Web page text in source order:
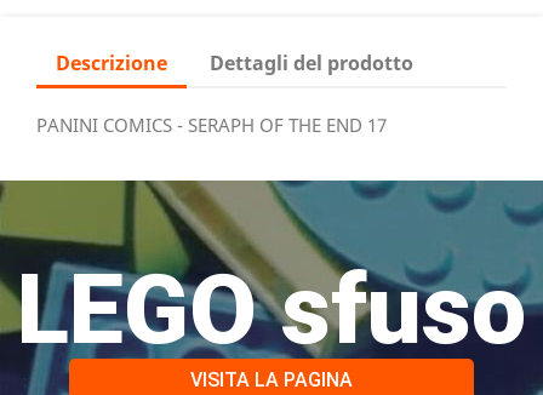
Descrizione Dettagli del prodotto
PANINI COMICS - SERAPH OF THE END 17
LEGO sfuso
VISITA LA PAGINA